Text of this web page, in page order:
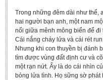
Scholarship Fund
STUDENT ACTIVITIES
Literature Club
Calligraphy Club
Trong những đêm dài như thế,
hai người bạn anh, một nam
nổi giữa mênh mông biển để đi
Cái nắng cháy lửa và cái rét
Nhưng khi con thuyền bị đánh
tìm được vùng đất định cư và
một rạn nứt. Ấy là do cái nhìn
bỏng lửa tình. Họ sững sờ phát